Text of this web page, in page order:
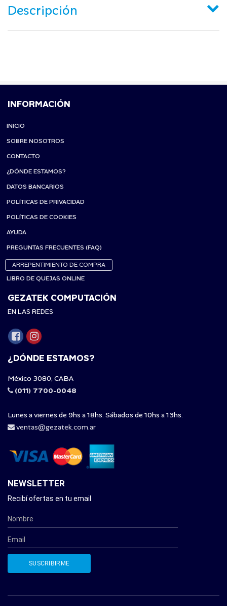
Descripción
INFORMACIÓN
INICIO
SOBRE NOSOTROS
CONTACTO
¿DÓNDE ESTAMOS?
DATOS BANCARIOS
POLÍTICAS DE PRIVACIDAD
POLÍTICAS DE COOKIES
AYUDA
PREGUNTAS FRECUENTES (FAQ)
ARREPENTIMIENTO DE COMPRA
LIBRO DE QUEJAS ONLINE
GEZATEK COMPUTACIÓN
EN LAS REDES
¿DÓNDE ESTAMOS?
México 3080, CABA
(011) 7700-0048
Lunes a viernes de 9hs a 18hs. Sábados de 10hs a 13hs.
ventas@gezatek.com.ar
NEWSLETTER
Recibí ofertas en tu email